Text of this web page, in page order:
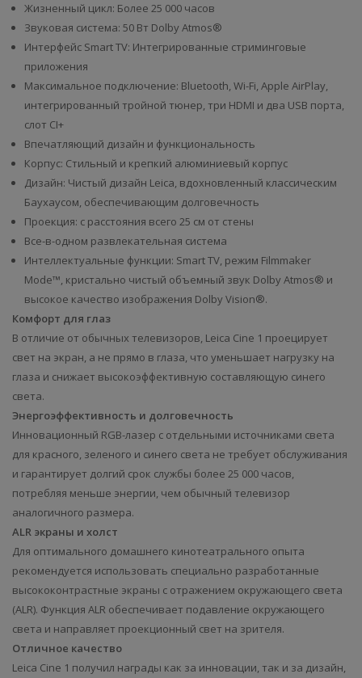
Жизненный цикл: Более 25 000 часов
Звуковая система: 50 Вт Dolby Atmos®
Интерфейс Smart TV: Интегрированные стриминговые
приложения
Максимальное подключение: Bluetooth, Wi-Fi, Apple AirPlay,
интегрированный тройной тюнер, три HDMI и два USB порта,
слот CI+
Впечатляющий дизайн и функциональность
Корпус: Стильный и крепкий алюминиевый корпус
Дизайн: Чистый дизайн Leica, вдохновленный классическим
Баухаусом, обеспечивающим долговечность
Проекция: с расстояния всего 25 см от стены
Все-в-одном развлекательная система
Интеллектуальные функции: Smart TV, режим Filmmaker
Mode™, кристально чистый объемный звук Dolby Atmos® и
высокое качество изображения Dolby Vision®.
Комфорт для глаз
В отличие от обычных телевизоров, Leica Cine 1 проецирует
свет на экран, а не прямо в глаза, что уменьшает нагрузку на
глаза и снижает высокоэффективную составляющую синего
света.
Энергоэффективность и долговечность
Инновационный RGB-лазер с отдельными источниками света
для красного, зеленого и синего света не требует обслуживания
и гарантирует долгий срок службы более 25 000 часов,
потребляя меньше энергии, чем обычный телевизор
аналогичного размера.
ALR экраны и холст
Для оптимального домашнего кинотеатрального опыта
рекомендуется использовать специально разработанные
высококонтрастные экраны с отражением окружающего света
(ALR). Функция ALR обеспечивает подавление окружающего
света и направляет проекционный свет на зрителя.
Отличное качество
Leica Cine 1 получил награды как за инновации, так и за дизайн,